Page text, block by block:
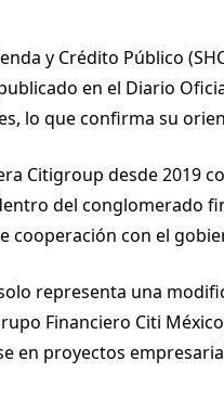
y Crédito Público
en el Diario
lo que confirma su
Citigroup desde 2019
del conglomerado
cooperación con el
representa una
Financiero Citi
en proyectos